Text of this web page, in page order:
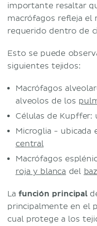
importante resaltar
macrófagos refleja el
requerido dentro de
Esto se puede
siguientes tejidos:
Macrófagos
alveolos de los
Células de Kupffer:
Microglia - ubicada
central
Macrófagos
roja y blanca del
Lafunción principal
principalmente en el
cual protege a los